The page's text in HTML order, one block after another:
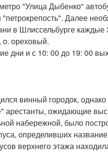
"Улица Дыбенко"
Далее
в Шлиссельбурге каждые
о. ореховый.
дни и с 10: 00 до 19: 00
винный городок,
арестанты, ожидающие
набережной, было
определивших
верхнего этажа